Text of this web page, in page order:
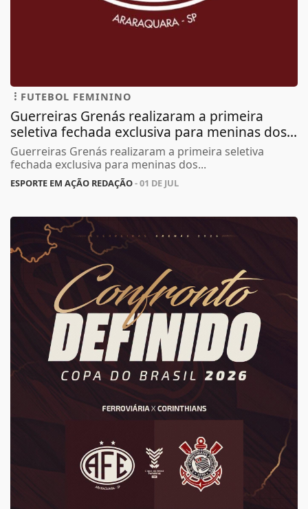
FUTEBOL FEMININO
Guerreiras Grenás realizaram a primeira
seletiva fechada exclusiva para meninas dos...
Guerreiras Grenás realizaram a primeira seletiva
fechada exclusiva para meninas dos...
ESPORTE EM AÇÃO REDAÇÃO- 01 DE JUL